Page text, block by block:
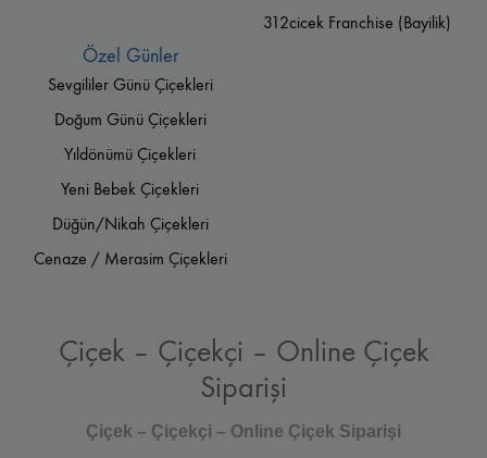
312cicek Franchise (Bayilik)
Özel Günler
Sevgililer Günü Çiçekleri
Doğum Günü Çiçekleri
Yıldönümü Çiçekleri
Yeni Bebek Çiçekleri
Düğün/Nikah Çiçekleri
Cenaze / Merasim Çiçekleri
Çiçek – Çiçekçi – Online Çiçek
Siparişi
Çiçek – Çiçekçi – Online Çiçek Siparişi